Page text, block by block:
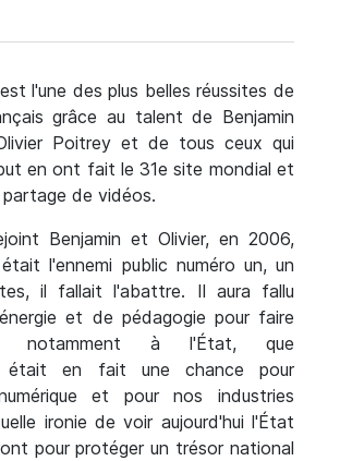
l'une des plus belles réussites de
grâce au talent de Benjamin
Poitrey et de tous ceux qui
en ont fait le 31e site mondial et
de vidéos.
Benjamin et Olivier, en 2006,
l'ennemi public numéro un, un
il fallait l'abattre. Il aura fallu
et de pédagogie pour faire
notamment à l'État, que
était en fait une chance pour
et pour nos industries
ironie de voir aujourd'hui l'État
pour protéger un trésor national